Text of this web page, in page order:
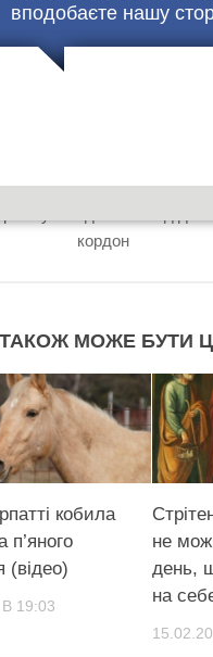
вподобаєте нашу
ПОПЕРЕДНЯ СТАТТЯ
ускладнили виїзд дітей
кордон
МОЖЕ БУТИ
кобила
п’яного
(відео)
19:03
не
день,
на